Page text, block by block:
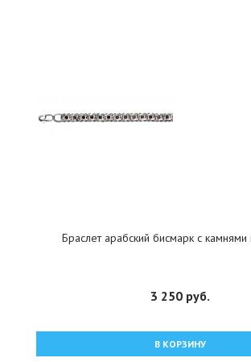
Браслет арабский бисмарк с
3 250 руб.
В КОРЗИНУ